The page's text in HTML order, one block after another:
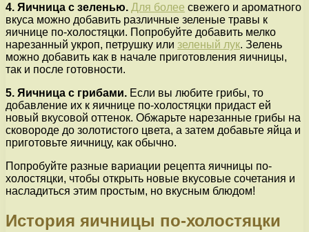
4. Яичница с зеленью. Для более свежего и ароматного
вкуса можно добавить различные зеленые травы к
яичнице по-холостяцки. Попробуйте добавить мелко
нарезанный укроп, петрушку или зеленый лук. Зелень
можно добавить как в начале приготовления яичницы,
так и после готовности.
5. Яичница с грибами. Если вы любите грибы, то
добавление их к яичнице по-холостяцки придаст ей
новый вкусовой оттенок. Обжарьте нарезанные грибы на
сковороде до золотистого цвета, а затем добавьте яйца и
приготовьте яичницу, как обычно.
Попробуйте разные вариации рецепта яичницы по-
холостяцки, чтобы открыть новые вкусовые сочетания и
насладиться этим простым, но вкусным блюдом!
История яичницы по-холостяцки